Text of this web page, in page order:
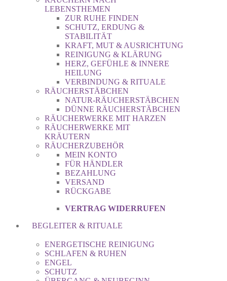
LEBENSTHEMEN
ZUR RUHE FINDEN
SCHUTZ, ERDUNG &
STABILITÄT
KRAFT, MUT & AUSRICHTUNG
REINIGUNG & KLÄRUNG
HERZ, GEFÜHLE & INNERE
HEILUNG
VERBINDUNG & RITUALE
RÄUCHERSTÄBCHEN
NATUR-RÄUCHERSTÄBCHEN
DÜNNE RÄUCHERSTÄBCHEN
RÄUCHERWERKE MIT HARZEN
RÄUCHERWERKE MIT
KRÄUTERN
RÄUCHERZUBEHÖR
MEIN KONTO
FÜR HÄNDLER
BEZAHLUNG
VERSAND
RÜCKGABE
VERTRAG WIDERRUFEN
BEGLEITER & RITUALE
ENERGETISCHE REINIGUNG
SCHLAFEN & RUHEN
ENGEL
SCHUTZ